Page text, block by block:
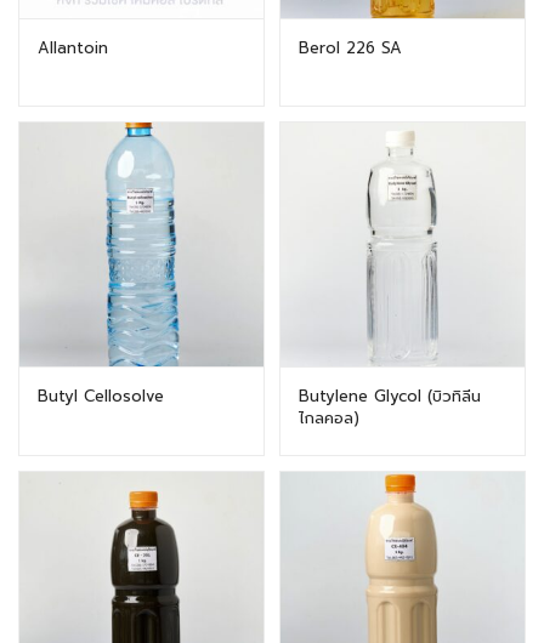
Allantoin Berol 226 SA
Butyl Cellosolve
Butylene Glycol (บิวทิลีน
ไกลคอล)